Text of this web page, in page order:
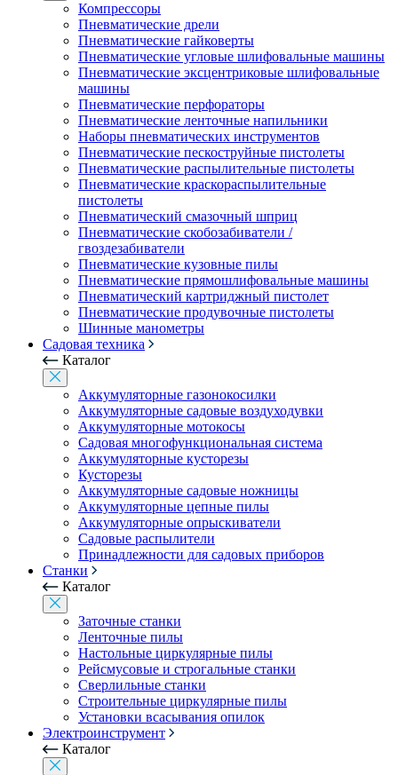
Компрессоры
Пневматические дрели
Пневматические гайковерты
Пневматические угловые шлифовальные машины
Пневматические эксцентриковые шлифовальные
машины
Пневматические перфораторы
Пневматические ленточные напильники
Наборы пневматических инструментов
Пневматические пескоструйные пистолеты
Пневматические распылительные пистолеты
Пневматические краскораспылительные
пистолеты
Пневматический смазочный шприц
Пневматические скобозабиватели /
гвоздезабиватели
Пневматические кузовные пилы
Пневматические прямошлифовальные машины
Пневматический картриджный пистолет
Пневматические продувочные пистолеты
Шинные манометры
Садовая техника
Каталог
Аккумуляторные газонокосилки
Аккумуляторные садовые воздуходувки
Аккумуляторные мотокосы
Садовая многофункциональная система
Аккумуляторные кусторезы
Кусторезы
Аккумуляторные садовые ножницы
Аккумуляторные цепные пилы
Аккумуляторные опрыскиватели
Садовые распылители
Принадлежности для садовых приборов
Станки
Каталог
Заточные станки
Ленточные пилы
Настольные циркулярные пилы
Рейсмусовые и строгальные станки
Сверлильные станки
Строительные циркулярные пилы
Установки всасывания опилок
Электроинструмент
Каталог